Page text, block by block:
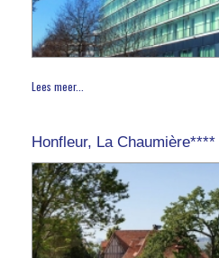
Lees meer...
Honfleur, La Chaumière****